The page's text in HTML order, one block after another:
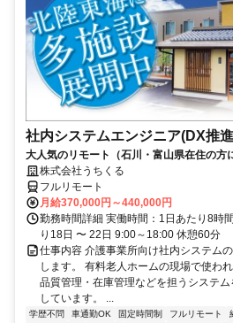
社内システムエンジニア(DX推
大人気のリモート（石川・富山県在住の方
株式会社うちくる
フルリモート
月給370,000円～440,000円
勤務時間詳細 実働時間：1日あたり8時
り18日 〜 22日 9:00～18:00 休憩60分
仕事内容 介護事業所向け社内システム
します。 有料老人ホームの現場で使わ
品質管理・在庫管理などを担うシステ
しています。 ...
学歴不問 車通勤OK 固定時間制 フルリモート